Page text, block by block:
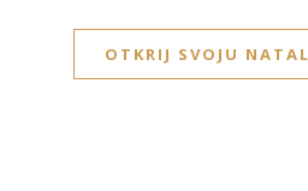
OTKRIJ SVOJU